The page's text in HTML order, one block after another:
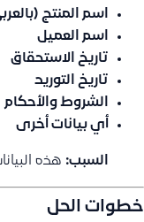
اسم المنتج
اسم العميل
تاريخ الاستحقاق
تاريخ التوريد
الشروط والأحكام
أي بيانات أخرى
السبب: هذه
خطوات الحل